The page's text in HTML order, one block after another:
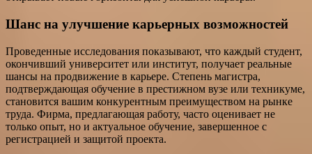
Шанс на улучшение карьерных возможностей
Проведенные исследования показывают, что каждый студент,
окончивший университет или институт, получает реальные
шансы на продвижение в карьере. Степень магистра,
подтверждающая обучение в престижном вузе или техникуме,
становится вашим конкурентным преимуществом на рынке
труда. Фирма, предлагающая работу, часто оценивает не
только опыт, но и актуальное обучение, завершенное с
регистрацией и защитой проекта.